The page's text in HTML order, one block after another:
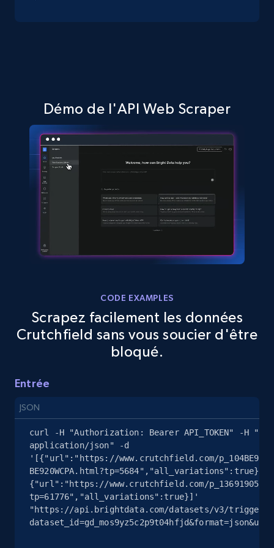
eBay
URL, Product id, Title, Seller name, Seller rating,
Seller reviews, Breadcrumbs, Root category, and
2.5K+ 359+ Essai gratuit
eBay - Gather data on products using
specified keywords
URL, Product id, Title, Seller name, Seller rating,
more.
eBay - Collect products from shops on eBay
URL, Product id, Title, Seller name, Seller rating,
Seller reviews, Breadcrumbs, Root category, and
more.
Démo de l'API Web Scraper
CODE EXAMPLES
Scrapez facilement les données
Crutchfield sans vous soucier d'être
bloqué.
Entrée
JSON
curl -H "Authorization: Bearer API_TOKEN" -H
application/json" -d
'[{"url":"https://www.crutchfield.com/
BE920WCPA.html?tp=5684","all_variations":true},
{"url":"https://www.crutchfield.com/p_13691905/JL-
tp=61776","all_variations":true}]'
"https://api.brightdata.com/datasets/v3/trigger?